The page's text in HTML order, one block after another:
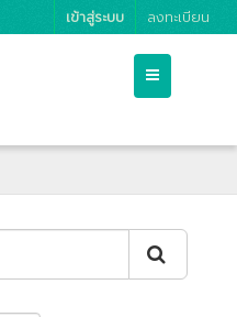
เข้าสู่ระบบ ลงทะเบียน